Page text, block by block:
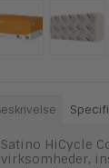
Satino HiCycle
virksomheder,